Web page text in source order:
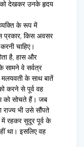
को देखकर उनके हृदय
के रूप में
प्रकार, किस अवसर
चाहिए।
है, हास और
सामने वे सर्वत्र
के साथ बातें
करने से पूर्व वह
को सोचते हैं। जब
राज्य भी उसे सौंपते
रहकर सुदूर पूर्व के
था। इसलिए वह